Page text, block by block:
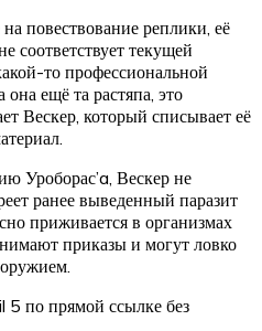
повествование реплики, её
соответствует текущей
то профессиональной
ещё та растяпа, это
Вескер, который списывает её
Уроборас’a, Вескер не
ранее выведенный паразит
приживается в организмах
приказы и могут ловко